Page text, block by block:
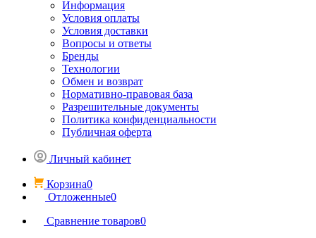
Информация
Условия оплаты
Условия доставки
Вопросы и ответы
Бренды
Технологии
Обмен и возврат
Нормативно-правовая база
Разрешительные документы
Политика конфиденциальности
Публичная оферта
Личный кабинет
Корзина0
Отложенные0
Сравнение товаров0